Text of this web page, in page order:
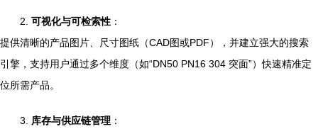
2. 可视化与可检索性 ：
提供清晰的产品图片、尺寸图纸（CAD图或PDF），并建立强大的搜索
引擎，支持用户通过多个维度（如“DN50 PN16 304 突面”）快速精准定
位所需产品。
3. 库存与供应链管理 ：